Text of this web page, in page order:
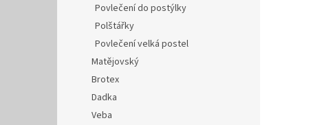
Povlečení do postýlky
Polštářky
Povlečení velká postel
Matějovský
Brotex
Dadka
Veba